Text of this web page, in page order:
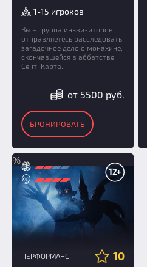
1-15 игроков
Вы – группа инквизиторов,
отправляетесь расследовать
загадочное дело о монахине,
скончавшейся в аббатстве
Сент-Карта...
от 5500 руб.
БРОНИРОВАТЬ
%
12+
ПЕРФОРМАНС 10